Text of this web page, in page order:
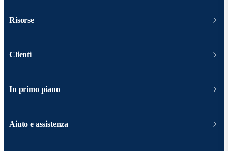
Risorse
Clienti
In primo piano
Aiuto e assistenza